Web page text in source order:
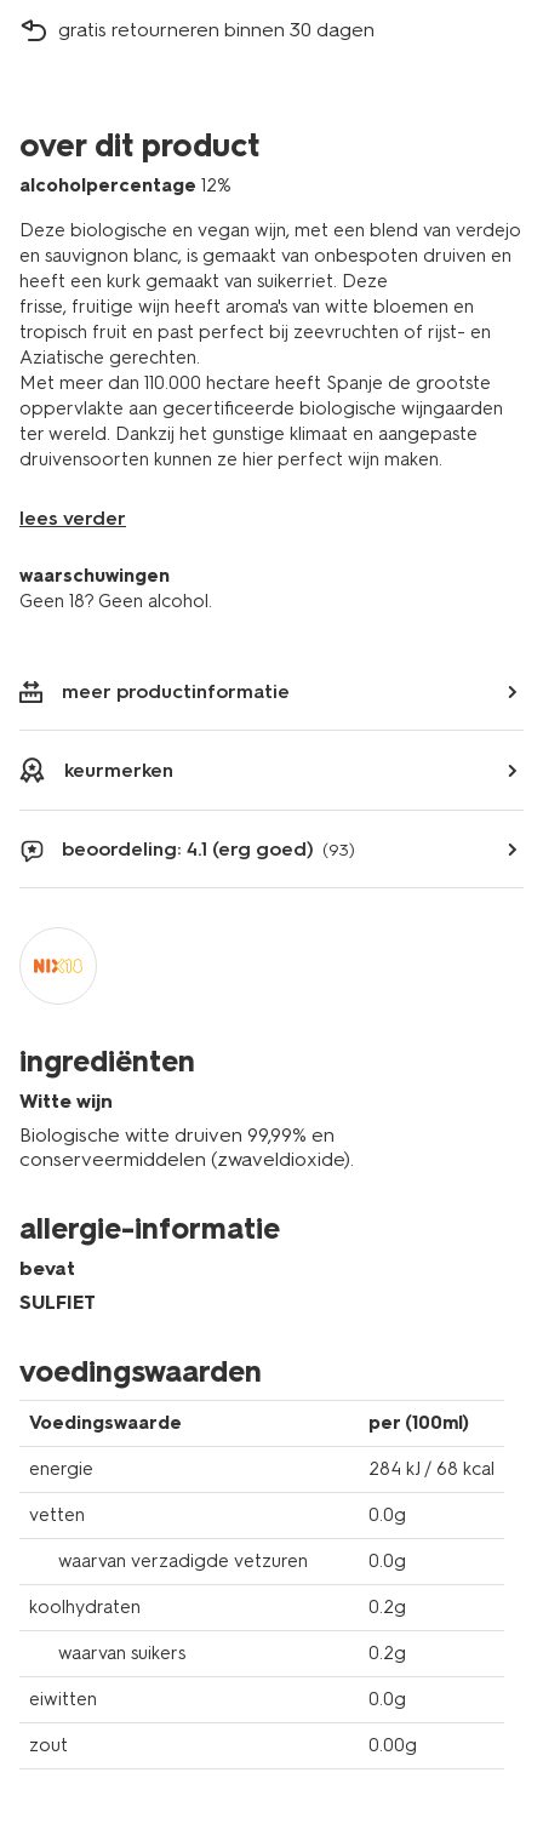
gratis retourneren binnen 30 dagen
over dit product
alcoholpercentage 12%
Deze biologische en vegan wijn, met een blend van verdejo
en sauvignon blanc, is gemaakt van onbespoten druiven en
heeft een kurk gemaakt van suikerriet. Deze
frisse, fruitige wijn heeft aroma's van witte bloemen en
tropisch fruit en past perfect bij zeevruchten of rijst- en
Aziatische gerechten.
Met meer dan 110.000 hectare heeft Spanje de grootste
oppervlakte aan gecertificeerde biologische wijngaarden
ter wereld. Dankzij het gunstige klimaat en aangepaste
druivensoorten kunnen ze hier perfect wijn maken.
lees verder
waarschuwingen
Geen 18? Geen alcohol.
meer productinformatie
keurmerken
beoordeling: 4.1 (erg goed) (93)
ingrediënten
Witte wijn
Biologische witte druiven 99,99% en
conserveermiddelen (zwaveldioxide).
allergie-informatie
bevat
SULFIET
voedingswaarden
Voedingswaarde per (100ml)
energie 284 kJ / 68 kcal
vetten 0.0g
waarvan verzadigde vetzuren 0.0g
koolhydraten 0.2g
waarvan suikers 0.2g
eiwitten 0.0g
zout 0.00g